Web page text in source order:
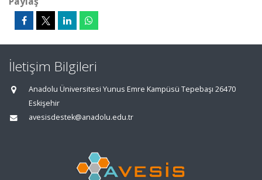
İletişim Bilgileri
Anadolu Üniversitesi Yunus Emre Kampüsü Tepebaşı 26470
Eskişehir
avesisdestek@anadolu.edu.tr